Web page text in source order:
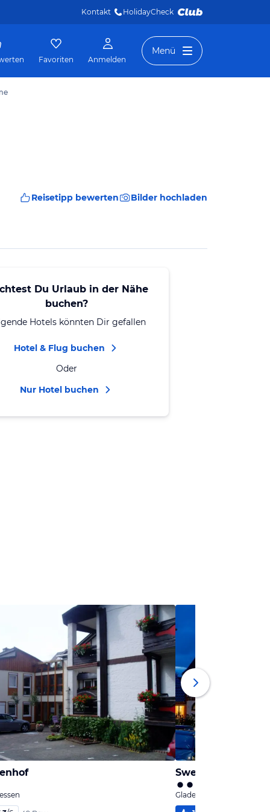
Kontakt HolidayCheck
Favoriten Anmelden
Menü
Reisetipp bewerten Bilder hochladen
Du Urlaub in der Nähe
buchen?
Hotels könnten Dir gefallen
Hotel & Flug buchen
Oder
Nur Hotel buchen
Sweet Hotel Da
Gladenbach, Hessen